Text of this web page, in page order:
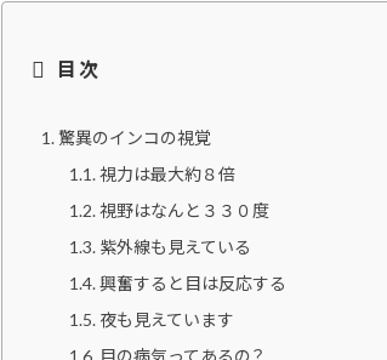
目次
驚異のインコの視覚
視力は最大約８倍
視野はなんと３３０度
紫外線も見えている
興奮すると目は反応する
夜も見えています
目の病気ってあるの？